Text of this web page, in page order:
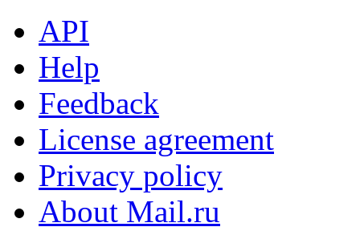
API
Help
Feedback
License agreement
Privacy policy
About Mail.ru